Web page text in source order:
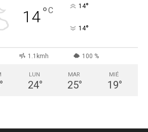
14°C 14°
14°
1.1kmh 100 %
LUN
24°
MAR
25°
MIÉ
19°